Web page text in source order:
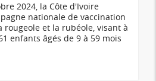
2024, la Côte d'Ivoire
nationale de vaccination
rougeole et la rubéole, visant à
enfants âgés de 9 à 59 mois